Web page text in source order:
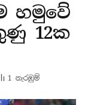
හමුවේ
12ක
1 නැරඹු​ම්